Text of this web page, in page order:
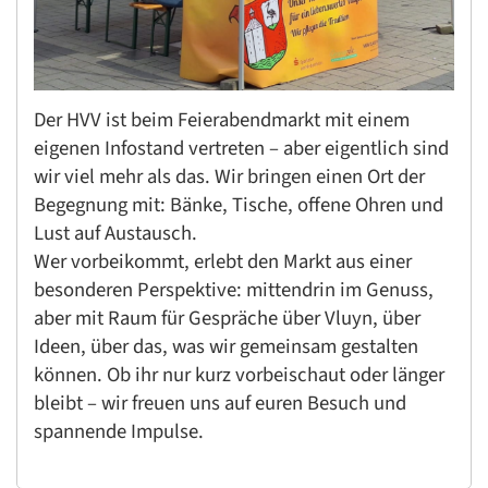
Der HVV ist beim Feierabendmarkt mit einem
eigenen Infostand vertreten – aber eigentlich sind
wir viel mehr als das. Wir bringen einen Ort der
Begegnung mit: Bänke, Tische, offene Ohren und
Lust auf Austausch.
Wer vorbeikommt, erlebt den Markt aus einer
besonderen Perspektive: mittendrin im Genuss,
aber mit Raum für Gespräche über Vluyn, über
Ideen, über das, was wir gemeinsam gestalten
können. Ob ihr nur kurz vorbeischaut oder länger
bleibt – wir freuen uns auf euren Besuch und
spannende Impulse.